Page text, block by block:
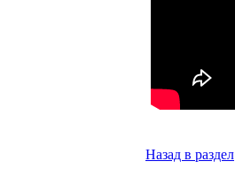
Назад в раздел